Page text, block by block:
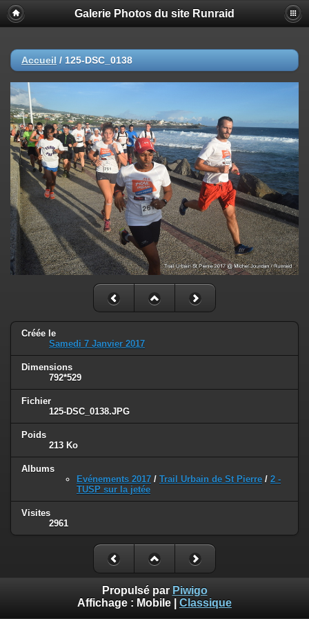
Galerie Photos du site Runraid
Accueil / 125-DSC_0138
Créée le
Samedi 7 Janvier 2017
Dimensions
792*529
Fichier
125-DSC_0138.JPG
Poids
213 Ko
Albums
Evénements 2017 / Trail Urbain de St Pierre / 2 -
TUSP sur la jetée
Visites
2961
Propulsé par Piwigo
Affichage : Mobile Classique